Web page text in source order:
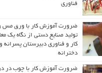
فناوری
ضرورت آموزش کار با ورق مس
تولید صنایع دستی از نگاه یک
کار و فناوری دبیرستان پسرانه و
دخترانه
ضرورت آموزش کار با چوب در